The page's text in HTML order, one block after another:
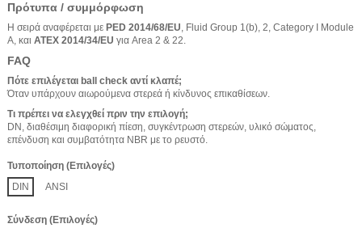
Πρότυπα / συμμόρφωση
Η σειρά αναφέρεται με PED 2014/68/EU, Fluid Group 1(b), 2, Category I Module
A, και ATEX 2014/34/EU για Area 2 & 22.
FAQ
Πότε επιλέγεται ball check αντί κλαπέ;
Όταν υπάρχουν αιωρούμενα στερεά ή κίνδυνος επικαθίσεων.
Τι πρέπει να ελεγχθεί πριν την επιλογή;
DN, διαθέσιμη διαφορική πίεση, συγκέντρωση στερεών, υλικό σώματος,
επένδυση και συμβατότητα NBR με το ρευστό.
Τυποποίηση (Επιλογές)
DIN
ANSI
Σύνδεση (Επιλογές)